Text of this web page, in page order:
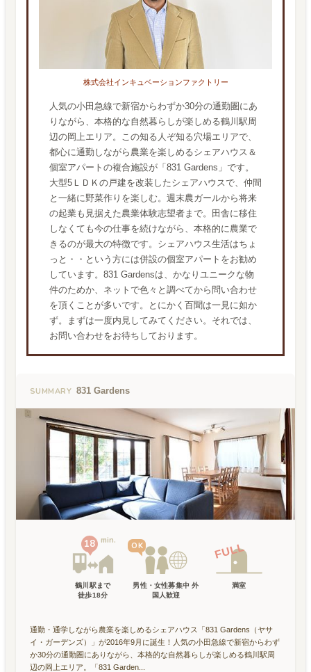
株式会社インキュベーションファクトリー
人気の小田急線で新宿からわずか30分の通勤圏にあ
りながら、本格的な自然暮らしが楽しめる鶴川駅周
辺の岡上エリア。この知る人ぞ知る穴場エリアで、
都心に通勤しながら農業を楽しめるシェアハウス＆
個室アパートの複合施設が「831 Gardens」です。
大型5ＬＤＫの戸建を改装したシェアハウスで、仲間
と一緒に野菜作りを楽しむ。週末農ガールから将来
の起業も見据えた農業体験志望者まで。田舎に移住
しなくても今の仕事を続けながら、本格的に農業で
きるのが最大の特徴です。シェアハウス生活はちょ
っと・・という方には併設の個室アパートをお勧め
しています。831 Gardensは、かなりユニークな物
件のためか、ネットで色々と調べてから問い合わせ
を頂くことが多いです。とにかく百聞は一見に如か
ず。まずは一度内見してみてください。それでは、
お問い合わせをお待ちしております。
SUMMARY 831 Gardens
18 min.
鶴川駅まで
徒歩18分
OK
男性・女性募集中 外
国人歓迎
FULL
満室
通勤・通学しながら農業を楽しめるシェアハウス「831 Gardens（ヤサ
イ・ガーデンズ）」が2016年9月に誕生！人気の小田急線で新宿からわず
か30分の通勤圏にありながら、本格的な自然暮らしが楽しめる鶴川駅周
辺の岡上エリア。「831 Garden...